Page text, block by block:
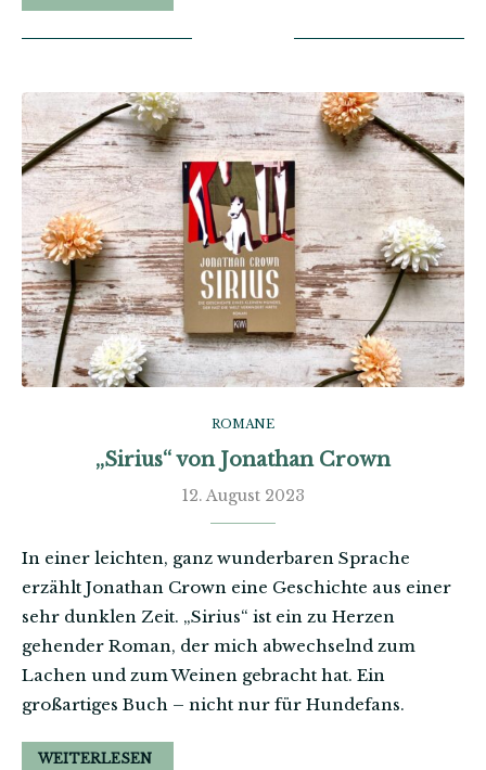
ROMANE
„Sirius“ von Jonathan Crown
12. August 2023
In einer leichten, ganz wunderbaren Sprache
erzählt Jonathan Crown eine Geschichte aus einer
sehr dunklen Zeit. „Sirius“ ist ein zu Herzen
gehender Roman, der mich abwechselnd zum
Lachen und zum Weinen gebracht hat. Ein
großartiges Buch – nicht nur für Hundefans.
WEITERLESEN